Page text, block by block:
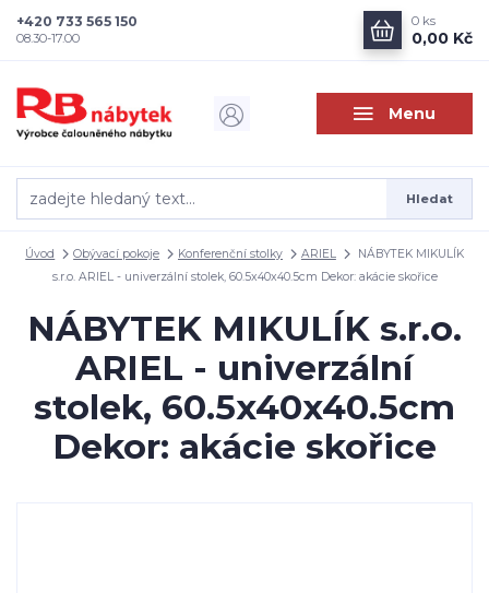
Menu
Hledat
+420 733 565 150
08.30-17.00
0 ks
0,00 Kč
Úvod Obývací pokoje Konferenční stolky ARIEL
NÁBYTEK MIKULÍK
s.r.o. ARIEL - univerzální stolek, 60.5x40x40.5cm Dekor: akácie skořice
NÁBYTEK MIKULÍK s.r.o.
ARIEL - univerzální
stolek, 60.5x40x40.5cm
Dekor: akácie skořice